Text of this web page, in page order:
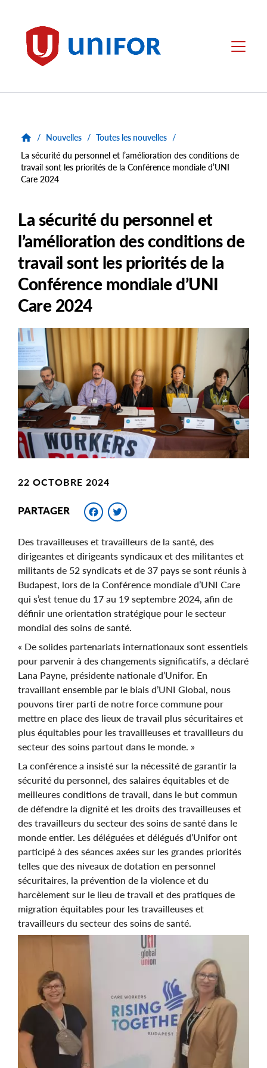
Unifor Menu
/ Nouvelles / Toutes les nouvelles /
La sécurité du personnel et l’amélioration des conditions de
travail sont les priorités de la Conférence mondiale d’UNI
Care 2024
La sécurité du personnel et
l’amélioration des conditions de
travail sont les priorités de la
Conférence mondiale d’UNI
Care 2024
Main
Image
Image
22 OCTOBRE 2024
PARTAGER Facebook
Des travailleuses et travailleurs de la santé, des
dirigeantes et dirigeants syndicaux et des militantes et
militants de 52 syndicats et de 37 pays se sont réunis à
Budapest, lors de la Conférence mondiale d’UNI Care
qui s’est tenue du 17 au 19 septembre 2024, afin de
définir une orientation stratégique pour le secteur
mondial des soins de santé.
« De solides partenariats internationaux sont essentiels
pour parvenir à des changements significatifs, a déclaré
Lana Payne, présidente nationale d’Unifor. En
travaillant ensemble par le biais d’UNI Global, nous
pouvons tirer parti de notre force commune pour
mettre en place des lieux de travail plus sécuritaires et
plus équitables pour les travailleuses et travailleurs du
secteur des soins partout dans le monde. »
La conférence a insisté sur la nécessité de garantir la
sécurité du personnel, des salaires équitables et de
meilleures conditions de travail, dans le but commun
de défendre la dignité et les droits des travailleuses et
des travailleurs du secteur des soins de santé dans le
monde entier. Les déléguées et délégués d’Unifor ont
participé à des séances axées sur les grandes priorités
telles que des niveaux de dotation en personnel
sécuritaires, la prévention de la violence et du
harcèlement sur le lieu de travail et des pratiques de
migration équitables pour les travailleuses et
travailleurs du secteur des soins de santé.